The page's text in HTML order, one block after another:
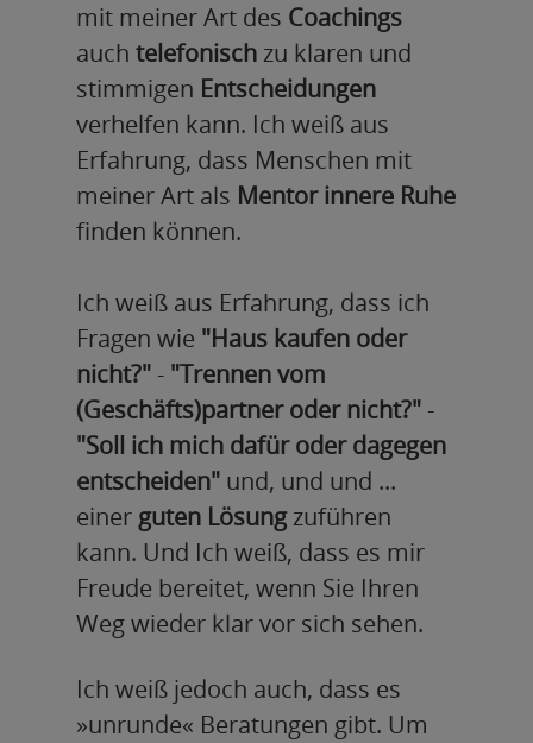
mit meiner Art des Coachings
auch telefonischzu klaren und
stimmigen Entscheidungen
verhelfen kann. Ich weiß aus
Erfahrung, dass Menschen mit
meiner Art als Mentor innere Ruhe
finden können.
Ich weiß aus Erfahrung, dass ich
Fragen wie "Haus kaufen oder
nicht?"- "Trennen vom
(Geschäfts)partner oder nicht?"-
"Soll ich mich dafür oder dagegen
entscheiden"und, und und ...
einer guten Lösungzuführen
kann. Und Ich weiß, dass es mir
Freude bereitet, wenn Sie Ihren
Weg wieder klar vor sich sehen.
Ich weiß jedoch auch, dass es
»unrunde« Beratungen gibt. Um